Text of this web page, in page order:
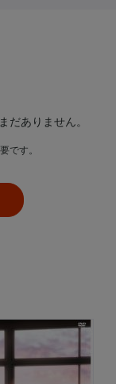
だありません。
です。